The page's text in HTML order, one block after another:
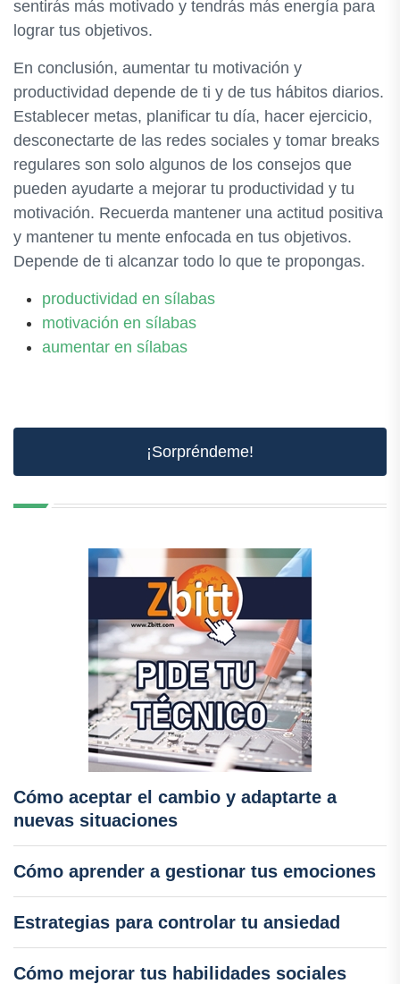
sentirás más motivado y tendrás más energía para
lograr tus objetivos.
En conclusión, aumentar tu motivación y
productividad depende de ti y de tus hábitos diarios.
Establecer metas, planificar tu día, hacer ejercicio,
desconectarte de las redes sociales y tomar breaks
regulares son solo algunos de los consejos que
pueden ayudarte a mejorar tu productividad y tu
motivación. Recuerda mantener una actitud positiva
y mantener tu mente enfocada en tus objetivos.
Depende de ti alcanzar todo lo que te propongas.
productividad en sílabas
motivación en sílabas
aumentar en sílabas
¡Sorpréndeme!
Cómo aceptar el cambio y adaptarte a
nuevas situaciones
Cómo aprender a gestionar tus emociones
Estrategias para controlar tu ansiedad
Cómo mejorar tus habilidades sociales